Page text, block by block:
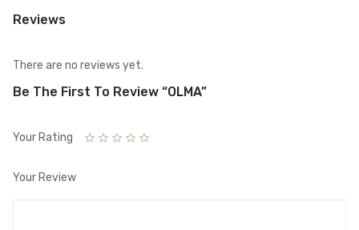
Reviews
There are no reviews yet.
Be The First To Review “OLMA”
Your Rating
Your Review